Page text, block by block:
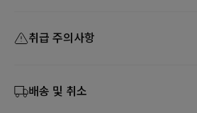
취급 주의사항
배송 및 취소